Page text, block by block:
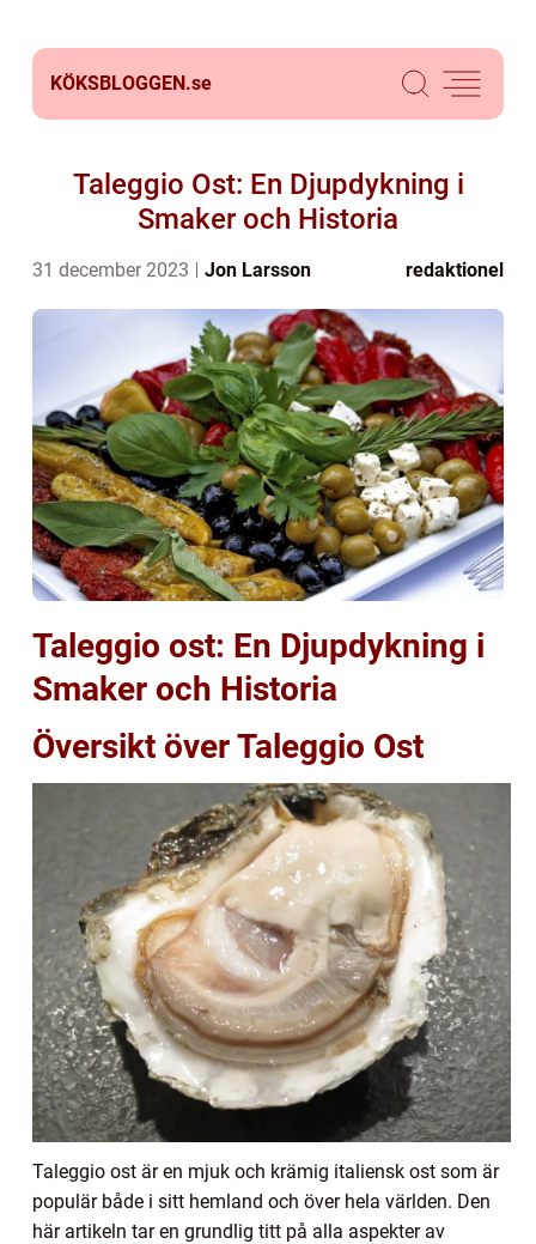
KÖKSBLOGGEN.se
Taleggio Ost: En Djupdykning i
Smaker och Historia
31 december 2023 Jon Larsson redaktionel
Taleggio ost: En Djupdykning i
Smaker och Historia
Översikt över Taleggio Ost
Taleggio ost är en mjuk och krämig italiensk ost som är
populär både i sitt hemland och över hela världen. Den
här artikeln tar en grundlig titt på alla aspekter av